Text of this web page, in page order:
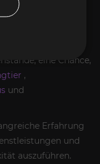
und Erfolge
eine Chance,
,
und
Erfahrung
und
auszuführen.